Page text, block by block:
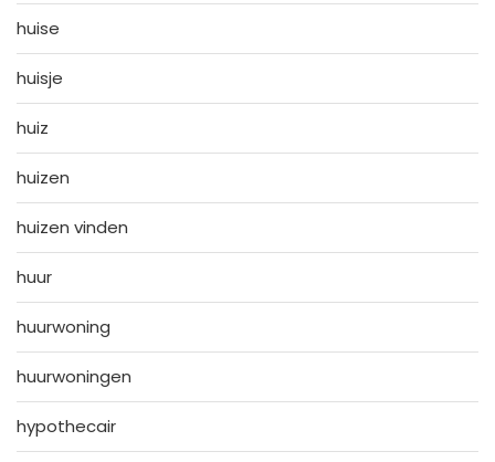
huise
huisje
huiz
huizen
huizen vinden
huur
huurwoning
huurwoningen
hypothecair